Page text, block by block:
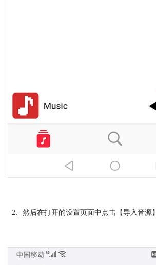
2、然后在打开的设置页面中点击【导入音源】